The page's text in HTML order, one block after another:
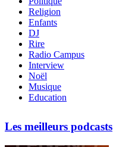
Religion
Enfants
DJ
Rire
Radio Campus
Interview
Noël
Musique
Education
Les meilleurs podcasts